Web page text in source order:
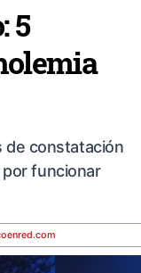
5
de constatación
funcionar
.com